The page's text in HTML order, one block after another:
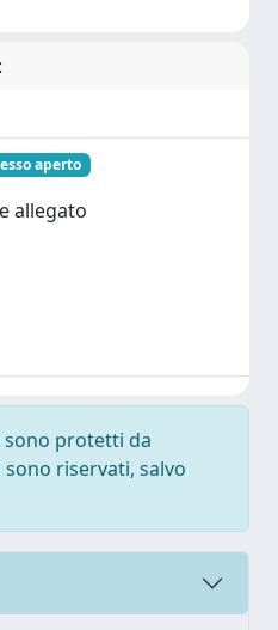
aperto
allegato
sono protetti da
riservati, salvo